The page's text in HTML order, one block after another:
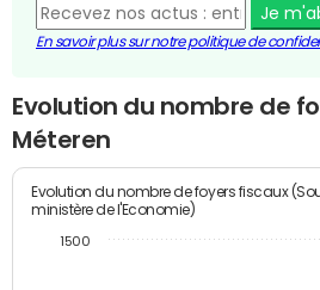
Je
En savoir plus sur notre politique de
Evolution du nombre de
Méteren
Evolution du nombre de foyers fiscaux
ministère de l'Economie)
1500